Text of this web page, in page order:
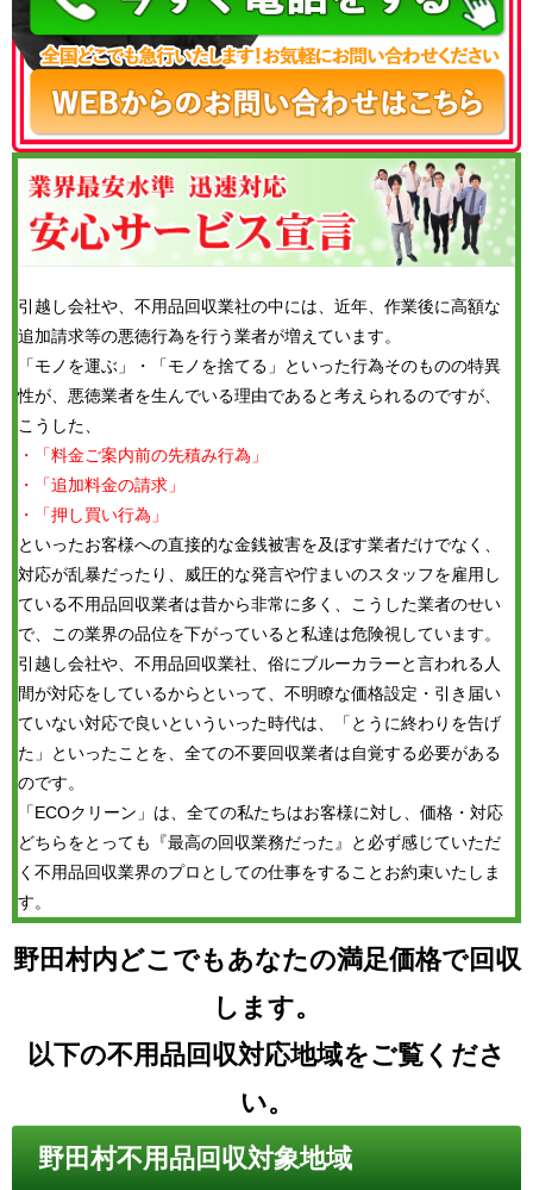
引越し会社や、不用品回収業社の中には、近年、作業後に高額な
追加請求等の悪徳行為を行う業者が増えています。
「モノを運ぶ」・「モノを捨てる」といった行為そのものの特異
性が、悪徳業者を生んでいる理由であると考えられるのですが、
こうした、
・「料金ご案内前の先積み行為」
・「追加料金の請求」
・「押し買い行為」
といったお客様への直接的な金銭被害を及ぼす業者だけでなく、
対応が乱暴だったり、威圧的な発言や佇まいのスタッフを雇用し
ている不用品回収業者は昔から非常に多く、こうした業者のせい
で、この業界の品位を下がっていると私達は危険視しています。
引越し会社や、不用品回収業社、俗にブルーカラーと言われる人
間が対応をしているからといって、不明瞭な価格設定・引き届い
ていない対応で良いといういった時代は、「とうに終わりを告げ
た」といったことを、全ての不要回収業者は自覚する必要がある
のです。
「ECOクリーン」は、全ての私たちはお客様に対し、価格・対応
どちらをとっても『最高の回収業務だった』と必ず感じていただ
く不用品回収業界のプロとしての仕事をすることお約束いたしま
す。
野田村内どこでもあなたの満足価格で回収
します。
以下の不用品回収対応地域をご覧くださ
い。
野田村不用品回収対象地域